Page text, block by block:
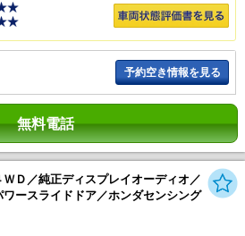
予約空き情報を見る
無料電話
Ｄ／純正ディスプレイオーディオ／
ースライドドア／ホンダセンシング